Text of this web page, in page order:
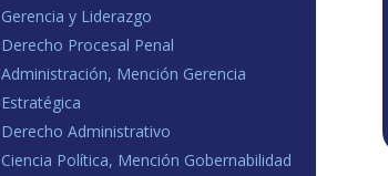
Gerencia y Liderazgo
Derecho Procesal Penal
Administración, Mención Gerencia
Estratégica
Derecho Administrativo
Ciencia Política, Mención Gobernabilidad